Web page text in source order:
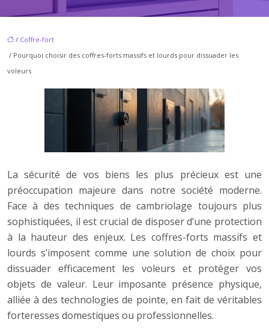
/ Coffre-fort
/ Pourquoi choisir des coffres-forts massifs et lourds pour dissuader les
voleurs
La sécurité de vos biens les plus précieux est une
préoccupation majeure dans notre société moderne.
Face à des techniques de cambriolage toujours plus
sophistiquées, il est crucial de disposer d’une protection
à la hauteur des enjeux. Les coffres-forts massifs et
lourds s’imposent comme une solution de choix pour
dissuader efficacement les voleurs et protéger vos
objets de valeur. Leur imposante présence physique,
alliée à des technologies de pointe, en fait de véritables
forteresses domestiques ou professionnelles.